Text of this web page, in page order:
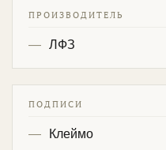
ПРОИЗВОДИТЕЛЬ
ЛФЗ
ПОДПИСИ
Клеймо